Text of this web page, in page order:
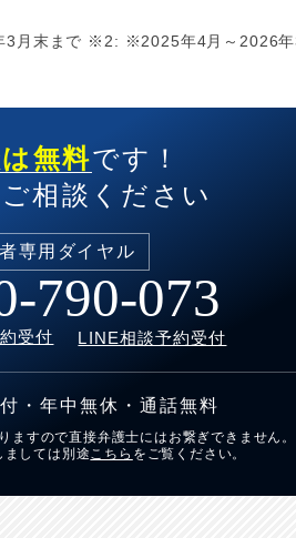
3月末まで ※2: ※2025年4月～2026
無料です！
相談ください
専用 ダイヤル
790-073
受付 LINE相談予約受付
・年中無休・通話無料
すので直接弁護士にはお繋ぎできません。
しては別途こちら をご覧ください。